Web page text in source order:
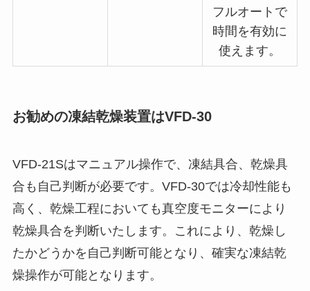
フルオートで
時間を有効に
使えます。
お勧めの凍結乾燥装置はVFD-30
VFD-21Sはマニュアル操作で、凍結具合、乾燥具
合も自己判断が必要です。VFD-30では冷却性能も
高く、乾燥工程においても真空度モニターにより
乾燥具合を判断いたします。これにより、乾燥し
たかどうかを自己判断可能となり、確実な凍結乾
燥操作が可能となります。